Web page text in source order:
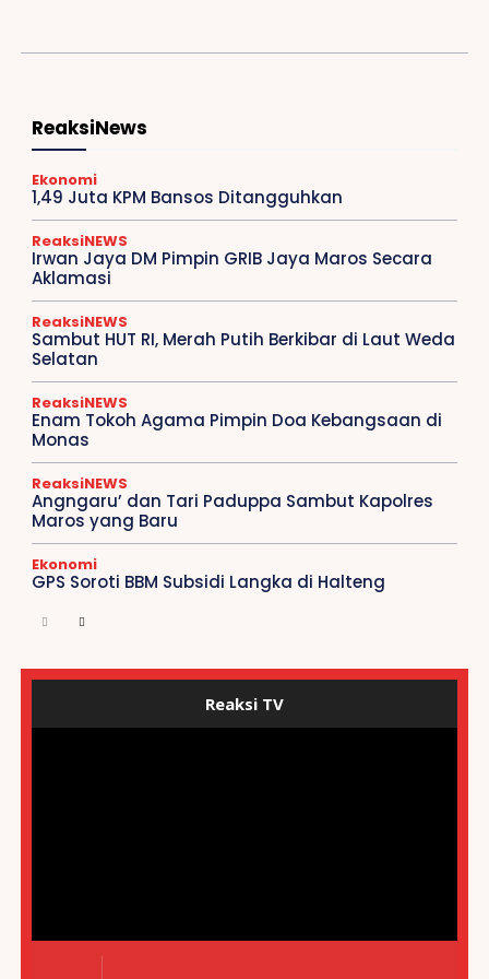
ReaksiNews
Ekonomi
1,49 Juta KPM Bansos Ditangguhkan
ReaksiNEWS
Irwan Jaya DM Pimpin GRIB Jaya Maros Secara
Aklamasi
ReaksiNEWS
Sambut HUT RI, Merah Putih Berkibar di Laut Weda
Selatan
ReaksiNEWS
Enam Tokoh Agama Pimpin Doa Kebangsaan di
Monas
ReaksiNEWS
Angngaru’ dan Tari Paduppa Sambut Kapolres
Maros yang Baru
Ekonomi
GPS Soroti BBM Subsidi Langka di Halteng
Reaksi TV